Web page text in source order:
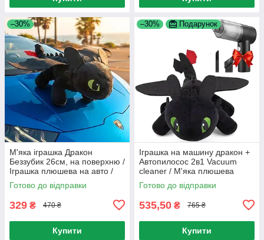
–30%
М'яка іграшка Дракон
Беззубик 26см, на поверхню /
Іграшка плюшева на авто /
Іграшка дракон у машину
Готово до відправки
329 ₴ 470 ₴
Купити
–30% Подарунок
Іграшка на машину дракон +
Автопилосос 2в1 Vacuum
cleaner / М'яка плюшева
іграшка беззубик
Готово до відправки
535,50 ₴ 765 ₴
Купити